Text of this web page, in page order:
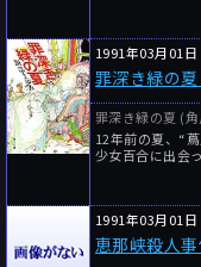
1991年03月01日
罪深き緑の夏
罪深き緑の夏 (
12年前の夏、“
少女百合に出会っ
1991年03月01日
恵那峡殺人